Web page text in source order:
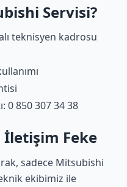
Servisi?
teknisyen kadrosu
0 850 307 34 38
Feke
sadece Mitsubishi
ekibimiz ile